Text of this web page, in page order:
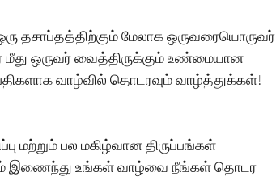
தசாப்தத்திற்கும் மேலாக ஒருவரையொருவர்
மீது ஒருவர் வைத்திருக்கும் உண்மையான
வாழ்வில் தொடரவும் வாழ்த்துக்கள்!
மற்றும் பல மகிழ்வான திருப்பங்கள்
இணைந்து உங்கள் வாழ்வை நீங்கள் தொடர